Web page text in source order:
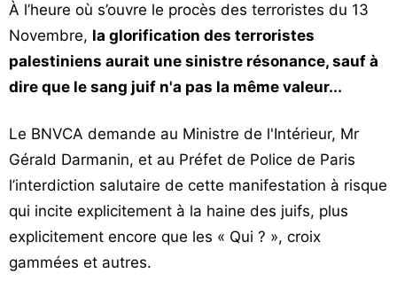
À l’heure où s’ouvre le procès des terroristes du 13
Novembre, la glorification des terroristes
palestiniens aurait une sinistre résonance, sauf à
dire que le sang juif n'a pas la même valeur...
Le BNVCA demande au Ministre de l'Intérieur, Mr
Gérald Darmanin, et au Préfet de Police de Paris
l’interdiction salutaire de cette manifestation à risque
qui incite explicitement à la haine des juifs, plus
explicitement encore que les « Qui ? », croix
gammées et autres.